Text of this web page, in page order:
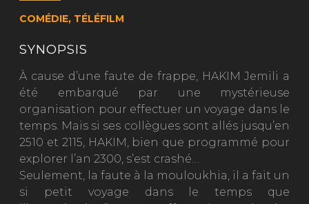
COMÉDIE, TÉLÉFILM
SYNOPSIS
À cause d’une faute de frappe, HAKIM Jemili a
été embarqué par une mystérieuse
organisation pour effectuer un voyage dans le
temps. Mais si ses collègues sont allés jusqu’en
2510 et 2115, HAKIM, bien que programmé pour
explorer l’an 2300, s’est crashé…
Seulement, la faute à la mouloukhia, il a fait un
si petit voyage dans le temps que